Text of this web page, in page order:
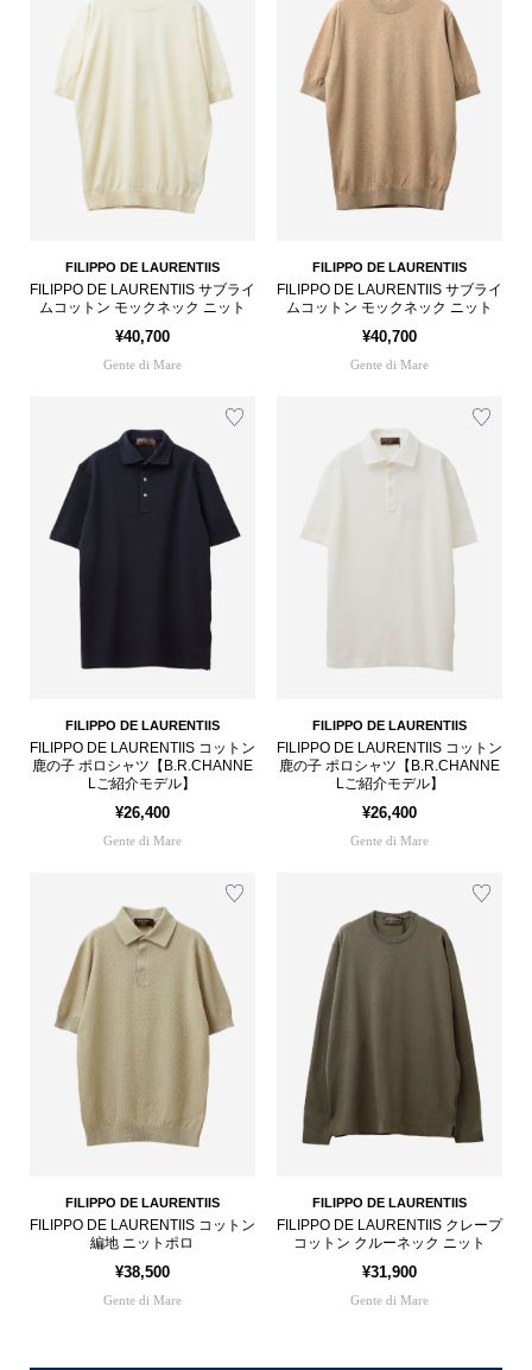
FILIPPO DE LAURENTIIS
FILIPPO DE LAURENTIIS サブライ
ムコットン モックネック ニット
¥40,700
Gente di Mare
FILIPPO DE LAURENTIIS
FILIPPO DE LAURENTIIS サブライ
ムコットン モックネック ニット
¥40,700
Gente di Mare
FILIPPO DE LAURENTIIS
FILIPPO DE LAURENTIIS コットン
鹿の子 ポロシャツ【B.R.CHANNE
Lご紹介モデル】
¥26,400
Gente di Mare
FILIPPO DE LAURENTIIS
FILIPPO DE LAURENTIIS コットン
鹿の子 ポロシャツ【B.R.CHANNE
Lご紹介モデル】
¥26,400
Gente di Mare
FILIPPO DE LAURENTIIS
FILIPPO DE LAURENTIIS コットン
編地 ニットポロ
¥38,500
Gente di Mare
FILIPPO DE LAURENTIIS
FILIPPO DE LAURENTIIS クレープ
コットン クルーネック ニット
¥31,900
Gente di Mare